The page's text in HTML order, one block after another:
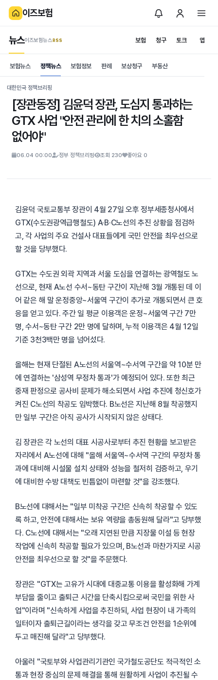
이즈보험
보험 청구
뉴스이즈보험뉴스.RSS 토크 앱
is보험
News
보험뉴스 정책뉴스 보험정보 판례 보상청구 부동산
대한민국 정책브리핑
[장관동정] 김윤덕 장관, 도심지 통과하는
GTX 사업 "안전 관리에 한 치의 소홀함
없어야"
06.04 00:00 정부 정책브리핑 조회 230 좋아요 0
김윤덕 국토교통부 장관이 4월 27일 오후 정부세종청사에서
GTX(수도권광역급행철도) A·B·C노선의 추진 상황을 점검하
고, 각 사업의 주요 건설사 대표들에게 국민 안전을 최우선으로
할 것을 당부했다.
GTX는 수도권 외곽 지역과 서울 도심을 연결하는 광역철도 노
선으로, 현재 A노선 수서~동탄 구간이 지난해 3월 개통된 데 이
어 같은 해 말 운정중앙~서울역 구간이 추가로 개통되면서 큰 호
응을 얻고 있다. 주간 일 평균 이용객은 운정~서울역 구간 7만
명, 수서~동탄 구간 2만 명에 달하며, 누적 이용객은 4월 12일
기준 3천3백만 명을 넘어섰다.
올해는 현재 단절된 A노선의 서울역~수서역 구간을 약 10분 만
에 연결하는 '삼성역 무정차 통과'가 예정되어 있다. 또한 최근
중재 판정으로 공사비 문제가 해소되면서 사업 추진에 청신호가
켜진 C노선의 착공도 임박했다. B노선은 지난해 8월 착공했지
만 일부 구간은 아직 공사가 시작되지 않은 상태다.
김 장관은 각 노선의 대표 시공사로부터 추진 현황을 보고받은
자리에서 A노선에 대해 "올해 서울역~수서역 구간의 무정차 통
과에 대비해 시설물 설치 상태와 성능을 철저히 검증하고, 우기
에 대비한 수방 대책도 빈틈없이 마련할 것"을 강조했다.
B노선에 대해서는 "일부 미착공 구간은 신속히 착공할 수 있도
록 하고, 안전에 대해서는 보유 역량을 총동원해 달라"고 당부했
다. C노선에 대해서는 "오래 지연된 만큼 지장물 이설 등 현장
작업에 신속히 착공할 필요가 있으며, B노선과 마찬가지로 시공
안전을 최우선으로 할 것"을 주문했다.
장관은 "GTX는 고유가 시대에 대중교통 이용을 활성화해 가계
부담을 줄이고 출퇴근 시간을 단축시킴으로써 국민을 위한 사
업"이라며 "신속하게 사업을 추진하되, 사업 현장이 내 가족의
일터이자 출퇴근길이라는 생각을 갖고 무조건 안전을 1순위에
두고 매진해 달라"고 당부했다.
아울러 "국토부와 사업관리기관인 국가철도공단도 적극적인 소
통과 현장 중심의 문제 해결을 통해 원활하게 사업이 추진될 수